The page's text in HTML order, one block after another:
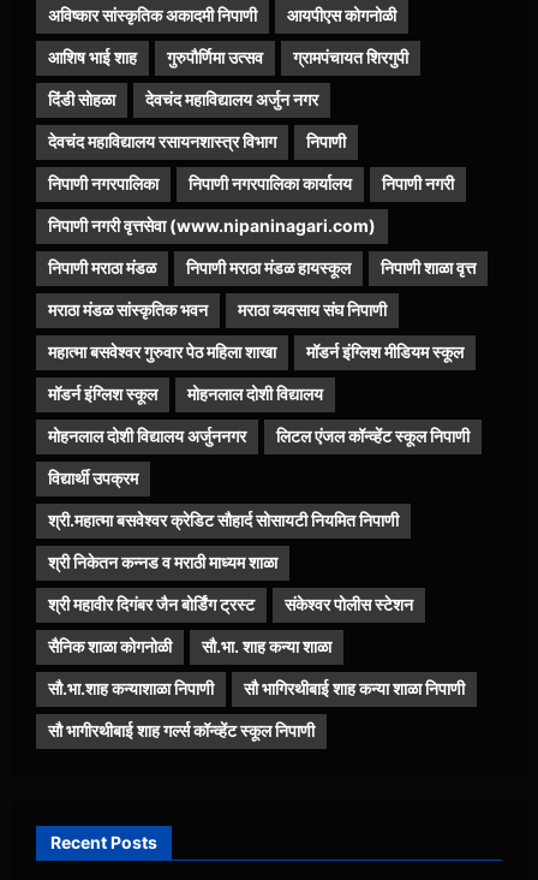
अविष्कार सांस्कृतिक अकादमी निपाणी आयपीएस कोगनोळी
आशिष भाई शाह गुरुपौर्णिमा उत्सव ग्रामपंचायत शिरगुपी
दिंडी सोहळा देवचंद महाविद्यालय अर्जुन नगर
देवचंद महाविद्यालय रसायनशास्त्र विभाग निपाणी
निपाणी नगरपालिका निपाणी नगरपालिका कार्यालय निपाणी नगरी
निपाणी नगरी वृत्तसेवा (www.nipaninagari.com)
निपाणी मराठा मंडळ निपाणी मराठा मंडळ हायस्कूल निपाणी शाळा वृत्त
मराठा मंडळ सांस्कृतिक भवन मराठा व्यवसाय संघ निपाणी
महात्मा बसवेश्वर गुरुवार पेठ महिला शाखा मॉडर्न इंग्लिश मीडियम स्कूल
मॉडर्न इंग्लिश स्कूल मोहनलाल दोशी विद्यालय
मोहनलाल दोशी विद्यालय अर्जुननगर लिटल एंजल कॉन्व्हेंट स्कूल निपाणी
विद्यार्थी उपक्रम
श्री.महात्मा बसवेश्वर क्रेडिट सौहार्द सोसायटी नियमित निपाणी
श्री निकेतन कन्नड व मराठी माध्यम शाळा
श्री महावीर दिगंबर जैन बोर्डिंग ट्रस्ट संकेश्वर पोलीस स्टेशन
सैनिक शाळा कोगनोळी सौ.भा. शाह कन्या शाळा
सौ.भा.शाह कन्याशाळा निपाणी सौ भागिरथीबाई शाह कन्या शाळा निपाणी
सौ भागीरथीबाई शाह गर्ल्स कॉन्व्हेंट स्कूल निपाणी
Recent Posts